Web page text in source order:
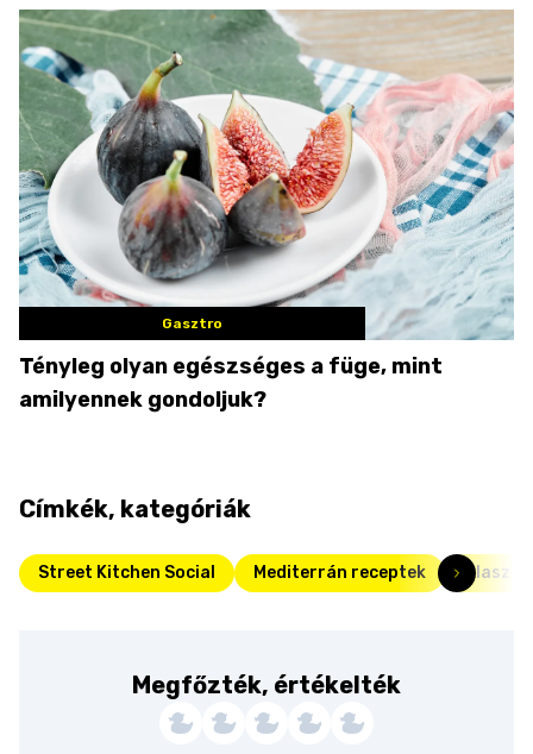
Gasztro
Tényleg olyan egészséges a füge, mint
amilyennek gondoljuk?
Címkék, kategóriák
Street Kitchen Social Mediterrán receptek Olasz
Megfőzték, értékelték